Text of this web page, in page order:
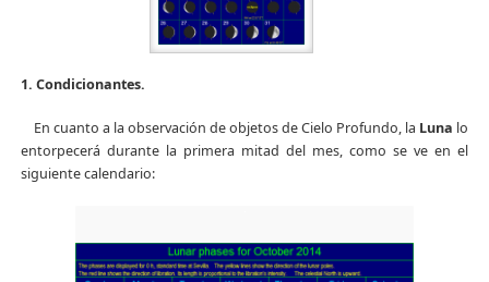
1. Condicionantes.
En cuanto a la observación de objetos de Cielo Profundo, la Luna lo
entorpecerá durante la primera mitad del mes, como se ve en el
siguiente calendario: